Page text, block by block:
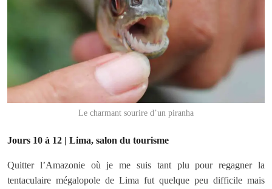
Le charmant sourire d’un piranha
Jours 10 à 12 | Lima, salon du tourisme
Quitter l’Amazonie où je me suis tant plu pour regagner la
tentaculaire mégalopole de Lima fut quelque peu difficile mais